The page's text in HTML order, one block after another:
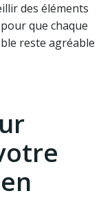
des éléments
que chaque
reste agréable